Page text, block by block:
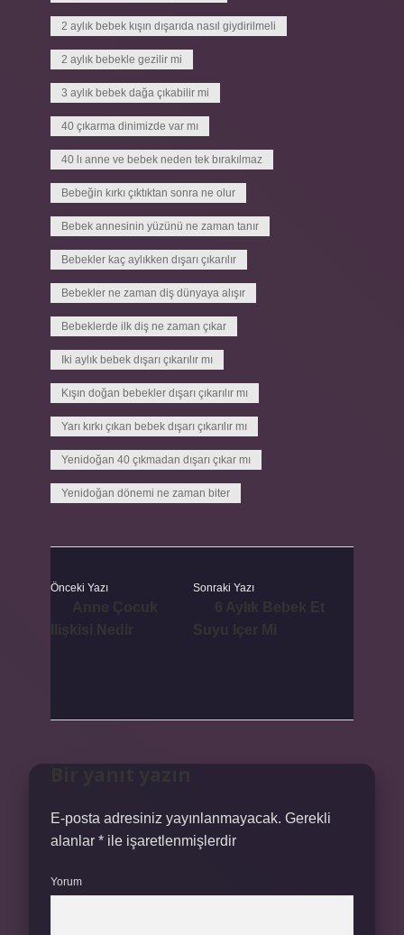
2 aylık bebek kışın dışarıda nasıl giydirilmeli
2 aylık bebekle gezilir mi
3 aylık bebek dağa çıkabilir mi
40 çıkarma dinimizde var mı
40 lı anne ve bebek neden tek bırakılmaz
Bebeğin kırkı çıktıktan sonra ne olur
Bebek annesinin yüzünü ne zaman tanır
Bebekler kaç aylıkken dışarı çıkarılır
Bebekler ne zaman diş dünyaya alışır
Bebeklerde ilk diş ne zaman çıkar
Iki aylık bebek dışarı çıkarılır mı
Kışın doğan bebekler dışarı çıkarılır mı
Yarı kırkı çıkan bebek dışarı çıkarılır mı
Yenidoğan 40 çıkmadan dışarı çıkar mı
Yenidoğan dönemi ne zaman biter
Önceki Yazı Sonraki Yazı
E-posta adresiniz yayınlanmayacak. Gerekli
alanlar * ile işaretlenmişlerdir
Yorum